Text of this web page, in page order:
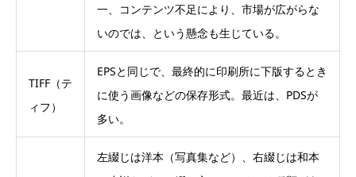
一、コンテンツ不足により、市場が広がらな
いのでは、という懸念も生じている。
TIFF（テ
ィフ）
EPSと同じで、最終的に印刷所に下版するとき
に使う画像などの保存形式。最近は、PDSが
多い。
左綴じは洋本（写真集など）、右綴じは和本